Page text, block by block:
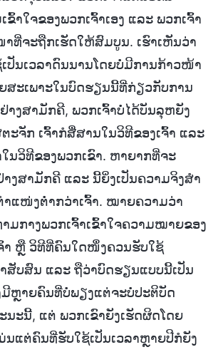
າໃຈຂອງພວກເຈົ້າເອງ ແລະ ພວກເຈົ້າ
ທີ່ຈະຖືກເຮັດໃຫ້ສົມບູນ. ເຮົາເຫັນວ່າ
ເປັນເວລາດົນນານໂດຍບໍ່ມີການກ້າວໜ້າ
ຍສະເພາະໃນບົດຮຽນນີ້ທີ່ກ່ຽວກັບການ
າງສາມັກຄີ, ພວກເຈົ້າບໍ່ໄດ້ບັນລຸຫຍັງ
ະຈັກ ເຈົ້າກໍສື່ສານໃນວິທີຂອງເຈົ້າ ແລະ
ນວິທີຂອງພວກເຂົາ. ຫາຍາກທີ່ຈະ
ງສາມັກຄີ ແລະ ນີ້ຍິ່ງເປັນຄວາມຈິງສໍາ
ແໜ່ງຕໍ່າກວ່າເຈົ້າ. ໝາຍຄວາມວ່າ
ມກາງພວກເຈົ້າເຂົ້າໃຈຄວາມໝາຍຂອງ
າ ຫຼື ວິທີທີ່ຄົນໃດໜຶ່ງຄວນຮັບໃຊ້
າສັບສົນ ແລະ ຖືວ່າບົດຮຽນແບບນີ້ເປັນ
ມີຫຼາຍຄົນທີ່ບໍ່ພຽງແຕ່ຈະບໍ່ປະຕິບັດ
ນະນີ້, ແຕ່ ພວກເຂົາຍັງເຮັດຜິດໂດຍ
ນແຕ່ຄົນທີ່ຮັບໃຊ້ເປັນເວລາຫຼາຍປີກໍຍັງ